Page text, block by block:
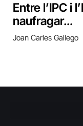
Entre l’IPC i
naufragar…
Joan Carles Gallego